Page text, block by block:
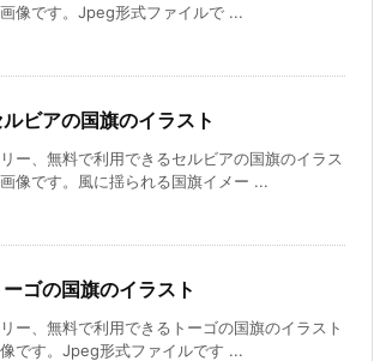
画像です。Jpeg形式ファイルで ...
ルビアの国旗のイラスト
ー、無料で利用できるセルビアの国旗のイラス
画像です。風に揺られる国旗イメー ...
ーゴの国旗のイラスト
ー、無料で利用できるトーゴの国旗のイラスト
です。Jpeg形式ファイルです ...